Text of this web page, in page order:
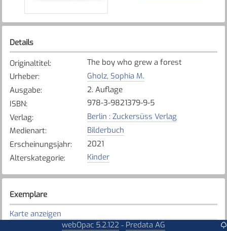
Details
Originaltitel:
The boy who grew a forest
Urheber:
Gholz, Sophia M.
Ausgabe:
2. Auflage
ISBN:
978-3-9821379-9-5
Verlag:
Berlin : Zuckersüss Verlag
Medienart:
Bilderbuch
Erscheinungsjahr:
2021
Alterskategorie: Kinder
Exemplare
Karte anzeigen
webOpac 5.2.122 - Predata AG